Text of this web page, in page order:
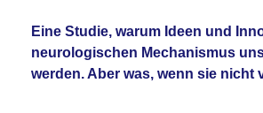
Eine Studie, warum Ideen und
neurologischen Mechanismus
werden. Aber was, wenn sie nicht